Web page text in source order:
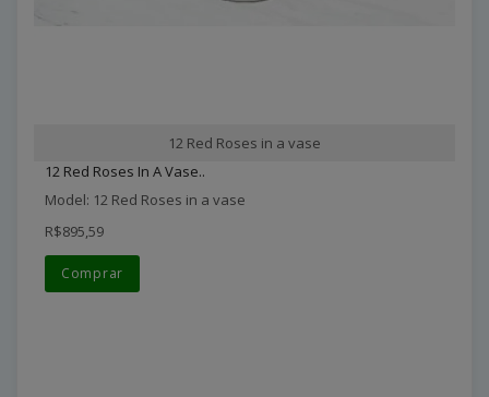
12 Red Roses in a vase
12 Red Roses In A Vase..
Model: 12 Red Roses in a vase
R$895,59
Comprar